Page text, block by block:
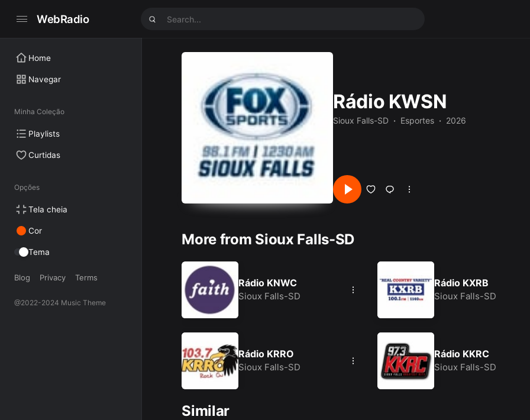
WebRadio
Home
Navegar
Minha Coleção
Playlists
Curtidas
Opções
Tela cheia
Cor
Tema
Blog Privacy Terms
@2022-2024 Music Theme
Rádio KWSN
Sioux Falls-SD Esportes 2026
More from Sioux Falls-SD
Rádio KNWC
Sioux Falls-SD
Rádio KRRO
Sioux Falls-SD
Rádio KXRB
Sioux Falls-SD
Rádio KKRC
Sioux Falls-SD
Similar